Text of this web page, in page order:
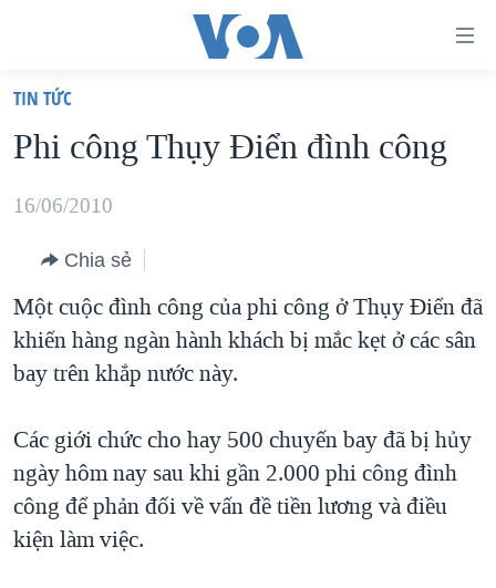
truy
cập
Tới
dung
chính
Tới
điều
hướng
chính
"Tìm"
VIỆT NAM
HOA KỲ
BLOG
DIỄN ĐÀN
TỰ DO BÁO CHÍ
VẠCH TRẦN TIN GIẢ
NGƯỜI VIỆT HẢI NGOẠI
CHUYÊN ĐỀ
CHIẾN TRANH THƯƠNG MẠI CỦA MỸ: QUÁ KHỨ VÀ HIỆN
TẠI
HÀNH TRÌNH BẦU CỬ 2024
HỌC TIẾNG ANH
VIDEO
NGHE
TIN TỨC
Phi công Thụy Điển đình công
16/06/2010
Chia sẻ
Một cuộc đình công của phi công ở Thụy Điển đã
khiến hàng ngàn hành khách bị mắc kẹt ở các sân
bay trên khắp nước này.
Các giới chức cho hay 500 chuyến bay đã bị hủy
ngày hôm nay sau khi gần 2.000 phi công đình
công để phản đối về vấn đề tiền lương và điều
kiện làm việc.